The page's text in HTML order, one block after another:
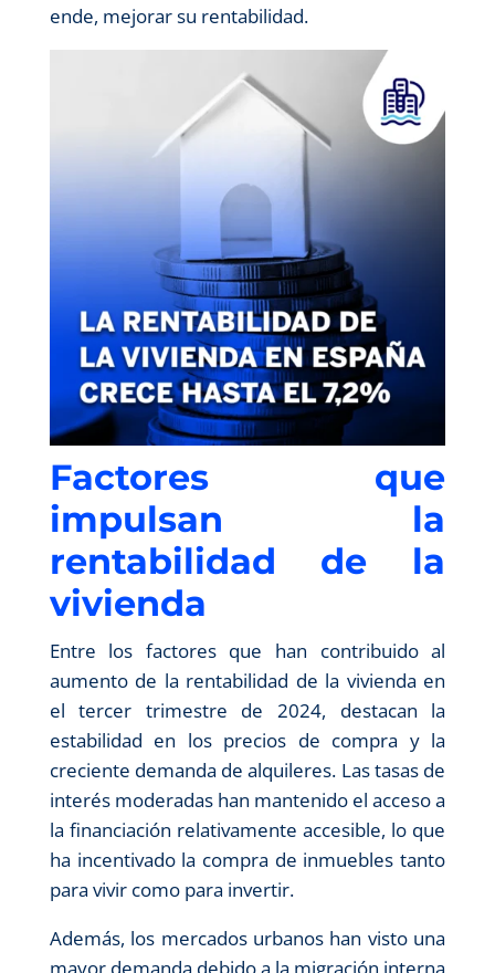
ende, mejorar su rentabilidad.
Factores que
impulsan la
rentabilidad de la
vivienda
Entre los factores que han contribuido al
aumento de la rentabilidad de la vivienda en
el tercer trimestre de 2024, destacan la
estabilidad en los precios de compra y la
creciente demanda de alquileres. Las tasas de
interés moderadas han mantenido el acceso a
la financiación relativamente accesible, lo que
ha incentivado la compra de inmuebles tanto
para vivir como para invertir.
Además, los mercados urbanos han visto una